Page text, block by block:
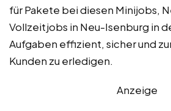
für Pakete bei diesen Minijobs,
Vollzeitjobs in Neu-Isenburg in
Aufgaben effizient, sicher und
Kunden zu erledigen.
Anzeige